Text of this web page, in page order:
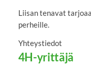
Liisan tenavat
perheille.
Yhteystiedot
4H-yrittäjä